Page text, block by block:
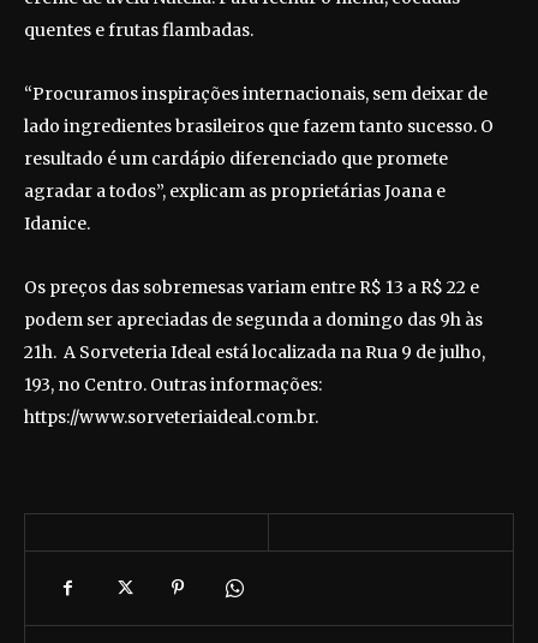
quentes e frutas flambadas.
“Procuramos inspirações internacionais, sem deixar de
lado ingredientes brasileiros que fazem tanto sucesso. O
resultado é um cardápio diferenciado que promete
agradar a todos”, explicam as proprietárias Joana e
Idanice.
Os preços das sobremesas variam entre R$ 13 a R$ 22 e
podem ser apreciadas de segunda a domingo das 9h às
21h. A Sorveteria Ideal está localizada na Rua 9 de julho,
193, no Centro. Outras informações:
https://www.sorveteriaideal.com.br.